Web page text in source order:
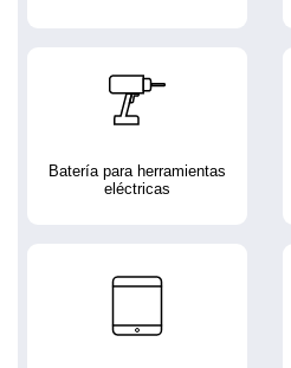
Batería para herramientas
eléctricas